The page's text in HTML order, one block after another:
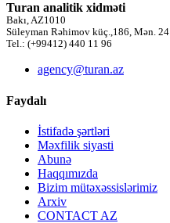
Turan analitik xidməti
Bakı, AZ1010
Süleyman Rəhimov küç.,186, Mən. 24
Tel.: (+99412) 440 11 96
agency@turan.az
Faydalı
İstifadə şərtləri
Məxfilik siyasti
Abunə
Haqqımızda
Bizim mütəxəssislərimiz
Arxiv
CONTACT AZ